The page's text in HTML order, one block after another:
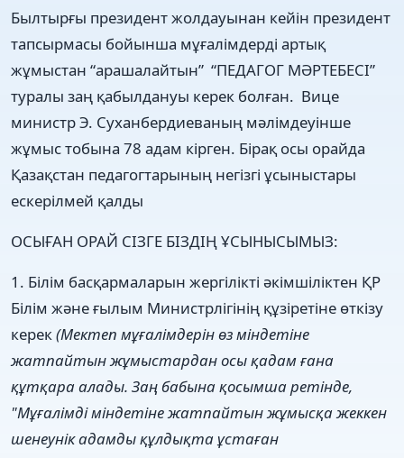
Былтырғы президент жолдауынан кейін президент
тапсырмасы бойынша мұғалімдерді артық
жұмыстан “арашалайтын” “ПЕДАГОГ МӘРТЕБЕСІ”
туралы заң қабылдануы керек болған. Вице
министр Э. Суханбердиеваның мәлімдеуінше
жұмыс тобына 78 адам кірген. Бірақ осы орайда
Қазақстан педагогтарының негізгі ұсыныстары
ескерілмей қалды
ОСЫҒАН ОРАЙ СІЗГЕ БІЗДІҢ ҰСЫНЫСЫМЫЗ:
1. Білім басқармаларын жергілікті әкімшіліктен ҚР
Білім және ғылым Министрлігінің құзіретіне өткізу
керек (Мектеп мұғалімдерін өз міндетіне
жатпайтын жұмыстардан осы қадам ғана
құтқара алады. Заң бабына қосымша ретінде,
"Мұғалімді міндетіне жатпайтын жұмысқа жеккен
шенеунік адамды құлдықта ұстаған